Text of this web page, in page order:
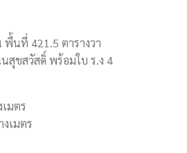
พื้นที่ 421.5 ตารางวา
ขสวัสดิ์ พร้อมใบ ร.ง 4
มตร
เมตร